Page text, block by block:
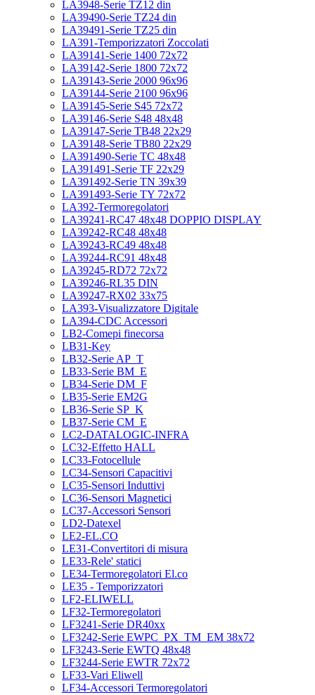
LA3948-Serie TZ12 din
LA39490-Serie TZ24 din
LA39491-Serie TZ25 din
LA391-Temporizzatori Zoccolati
LA39141-Serie 1400 72x72
LA39142-Serie 1800 72x72
LA39143-Serie 2000 96x96
LA39144-Serie 2100 96x96
LA39145-Serie S45 72x72
LA39146-Serie S48 48x48
LA39147-Serie TB48 22x29
LA39148-Serie TB80 22x29
LA391490-Serie TC 48x48
LA391491-Serie TF 22x29
LA391492-Serie TN 39x39
LA391493-Serie TY 72x72
LA392-Termoregolatori
LA39241-RC47 48x48 DOPPIO DISPLAY
LA39242-RC48 48x48
LA39243-RC49 48x48
LA39244-RC91 48x48
LA39245-RD72 72x72
LA39246-RL35 DIN
LA39247-RX02 33x75
LA393-Visualizzatore Digitale
LA394-CDC Accessori
LB2-Comepi finecorsa
LB31-Key
LB32-Serie AP_T
LB33-Serie BM_E
LB34-Serie DM_F
LB35-Serie EM2G
LB36-Serie SP_K
LB37-Serie CM_E
LC2-DATALOGIC-INFRA
LC32-Effetto HALL
LC33-Fotocellule
LC34-Sensori Capacitivi
LC35-Sensori Induttivi
LC36-Sensori Magnetici
LC37-Accessori Sensori
LD2-Datexel
LE2-EL.CO
LE31-Convertitori di misura
LE33-Rele' statici
LE34-Termoregolatori El.co
LE35 - Temporizzatori
LF2-ELIWELL
LF32-Termoregolatori
LF3241-Serie DR40xx
LF3242-Serie EWPC_PX_TM_EM 38x72
LF3243-Serie EWTQ 48x48
LF3244-Serie EWTR 72x72
LF33-Vari Eliwell
LF34-Accessori Termoregolatori